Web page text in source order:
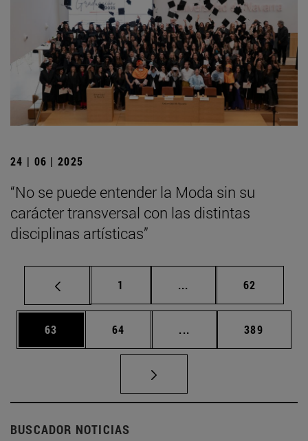
24 | 06 | 2025
“No se puede entender la Moda sin su
carácter transversal con las distintas
disciplinas artísticas”
Página
1 ... Páginas intermedias
Página
62
Página
63 Página
64 ... Páginas intermedias
Página
389
BUSCADOR NOTICIAS